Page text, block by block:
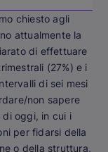
chiesto agli
attualmente la
di effettuare
(27%) e i
di sei mesi
non sapere
di oggi, in cui i
per fidarsi della
o della struttura,